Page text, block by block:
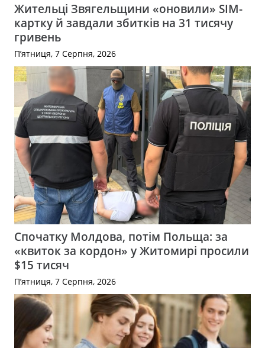
Жительці Звягельщини «оновили» SIM-
картку й завдали збитків на 31 тисячу
гривень
П’ятниця, 7 Серпня, 2026
Спочатку Молдова, потім Польща: за
«квиток за кордон» у Житомирі просили
$15 тисяч
П’ятниця, 7 Серпня, 2026